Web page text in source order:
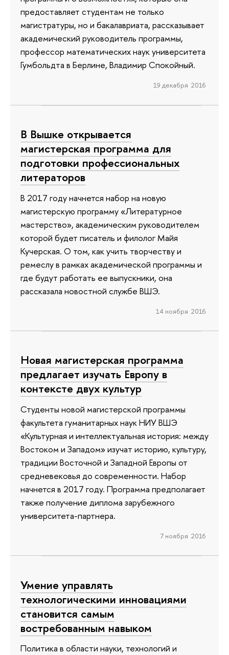
предоставляет студентам не только
магистратуры, но и бакалавриата, рассказывает
академический руководитель программы,
профессор математических наук университета
Гумбольдта в Берлине, Владимир Спокойный.
19 декабря 2016
В Вышке открывается
магистерская программа для
подготовки профессиональных
литераторов
В 2017 году начнется набор на новую
магистерскую программу «Литературное
мастерство», академическим руководителем
которой будет писатель и филолог Майя
Кучерская. О том, как учить творчеству и
ремеслу в рамках академической программы и
где будут работать ее выпускники, она
рассказала новостной службе ВШЭ.
14 ноября 2016
Новая магистерская программа
предлагает изучать Европу в
контексте двух культур
Студенты новой магистерской программы
факультета гуманитарных наук НИУ ВШЭ
«Культурная и интеллектуальная история: между
Востоком и Западом» изучат историю, культуру,
традиции Восточной и Западной Европы от
средневековья до современности. Набор
начнется в 2017 году. Программа предполагает
также получение диплома зарубежного
университета-партнера.
7 ноября 2016
Умение управлять
технологическими инновациями
становится самым
востребованным навыком
Политика в области науки, технологий и